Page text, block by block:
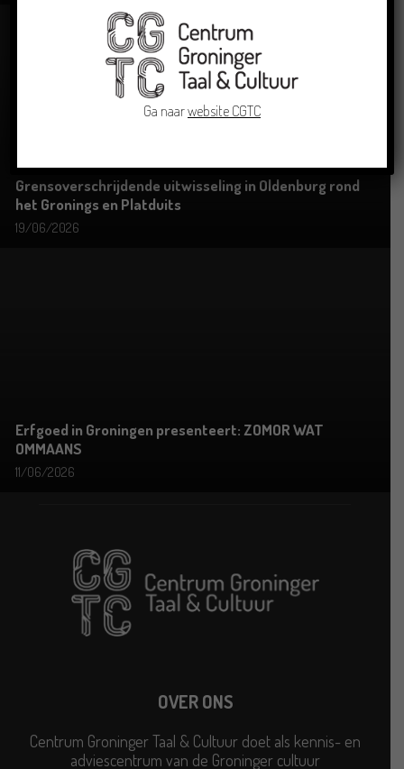
Grensoverschrijdende uitwisseling in Oldenburg rond
het Gronings en Platduits
19/06/2026
Erfgoed in Groningen presenteert: ZOMOR WAT
OMMAANS
11/06/2026
OVER ONS
Centrum Groninger Taal & Cultuur doet als kennis- en
adviescentrum van de Groninger cultuur
Ga naarwebsite CGTC